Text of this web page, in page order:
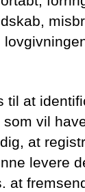
til at
vil
at
levere
at